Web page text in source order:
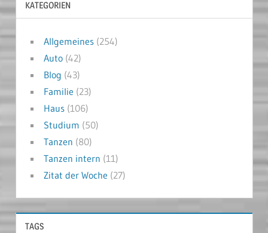
KATEGORIEN
Allgemeines(254)
Auto(42)
Blog (43)
Familie (23)
Haus(106)
Studium (50)
Tanzen (80)
Tanzen intern (11)
Zitat der Woche (27)
TAGS